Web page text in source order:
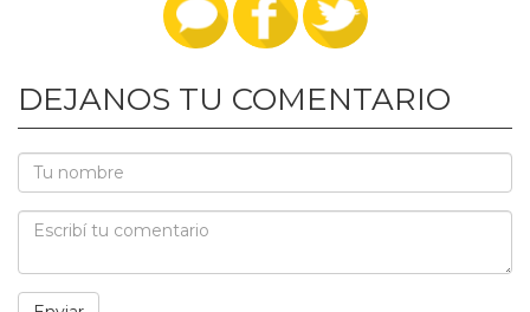
DEJANOS TU COMENTARIO